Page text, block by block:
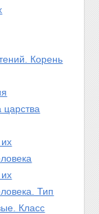
Корень
Тип
Класс